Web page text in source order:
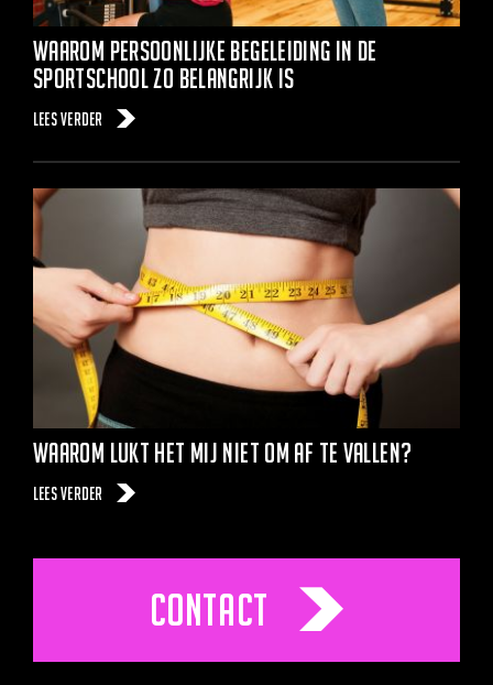
Waarom persoonlijke begeleiding in de
sportschool zo belangrijk is
Lees verder
Waarom lukt het mij niet om af te vallen?
Lees verder
CONTACT